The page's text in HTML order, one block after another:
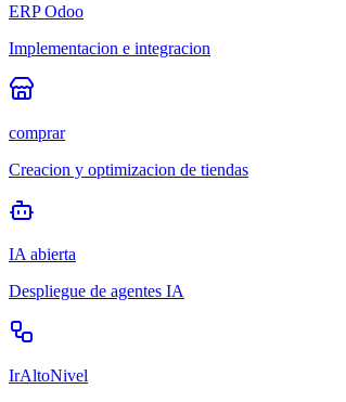
ERP Odoo
Implementacion e integracion
comprar
Creacion y optimizacion de tiendas
IA abierta
Despliegue de agentes IA
IrAltoNivel